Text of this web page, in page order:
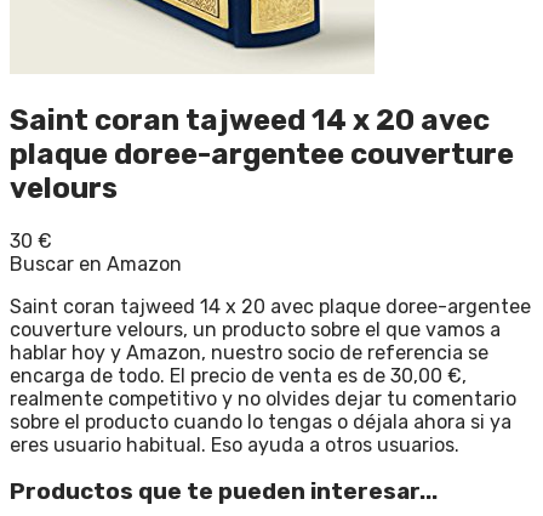
Saint coran tajweed 14 x 20 avec
plaque doree-argentee couverture
velours
30 €
Buscar en Amazon
Saint coran tajweed 14 x 20 avec plaque doree-argentee
couverture velours, un producto sobre el que vamos a
hablar hoy y Amazon, nuestro socio de referencia se
encarga de todo. El precio de venta es de 30,00 €,
realmente competitivo y no olvides dejar tu comentario
sobre el producto cuando lo tengas o déjala ahora si ya
eres usuario habitual. Eso ayuda a otros usuarios.
Productos que te pueden interesar...